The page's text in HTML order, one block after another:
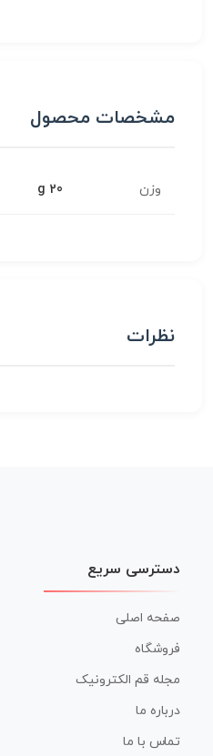
مشخصات محصول
وزن 20 g
نظرات
دسترسی سریع
صفحه اصلی
فروشگاه
مجله قم الکترونیک
درباره ما
تماس با ما